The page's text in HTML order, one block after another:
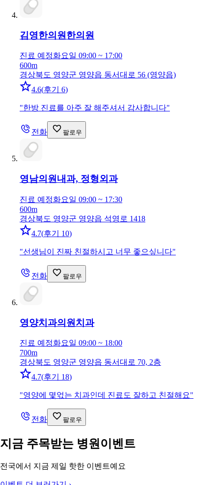
김영한의원 한의원
진료 예정화요일 09:00 ~ 17:00
600m
경상북도 영양군 영양읍 동서대로 56 (영양읍)
4.6(후기 6)
"한방 진료를 아주 잘 해주셔서 감사합니다"
전화 팔로우
영남의원 내과, 정형외과
진료 예정화요일 09:00 ~ 17:30
600m
경상북도 영양군 영양읍 석영로 1418
4.7(후기 10)
"선생님이 진짜 친절하시고 너무 좋으싶니다"
전화 팔로우
영양치과의원 치과
진료 예정화요일 09:00 ~ 18:00
700m
경상북도 영양군 영양읍 동서대로 70, 2층
4.7(후기 18)
"영양에 몇얷는 치과인데 진료도 잘하고 친절해요"
전화 팔로우
지금 주목받는 병원이벤트
전국에서 지금 제일 핫한 이벤트예요